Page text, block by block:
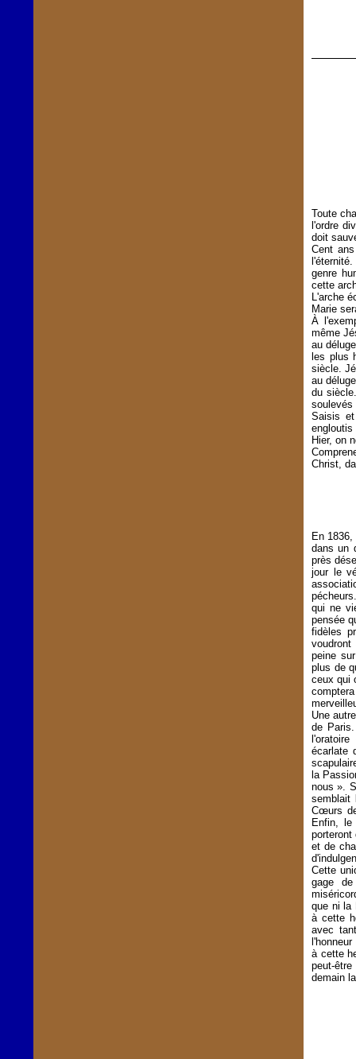
Toute
l'ordre
doit
Cent
genre
cette
L'arche
Marie
À
même
au
les plus
siècle.
au
du
Saisis
Hier, on
Christ,
En
dans un
près
jour le
qui ne
pensée
fidèles
peine
plus de
ceux qui
Une
de
écarlate
la
nous ».
semblait
Cœurs
Enfin,
porteront
et de
Cette
gage
que ni la
à cette
avec
à cette
peut-
demain